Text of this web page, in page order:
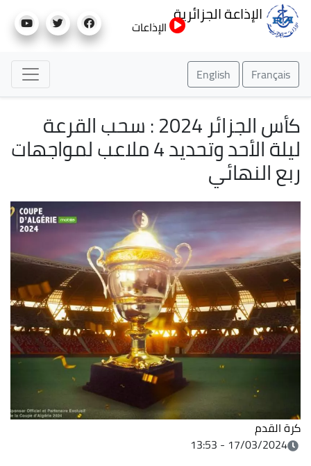
إلى
الإذاعة الجزائرية
الإذاعات
Français
English
كأس الجزائر 2024 : سحب القرعة
ليلة الأحد وتحديد 4 ملاعب لمواجهات
ربع النهائي
كرة القدم
17/03/2024 - 13:53